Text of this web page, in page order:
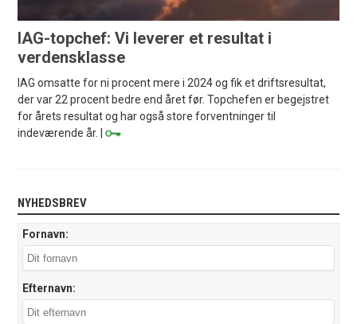
IAG-topchef: Vi leverer et resultat i
verdensklasse
IAG omsatte for ni procent mere i 2024 og fik et driftsresultat,
der var 22 procent bedre end året før. Topchefen er begejstret
for årets resultat og har også store forventninger til
indeværende år. |
NYHEDSBREV
Fornavn:
Efternavn: